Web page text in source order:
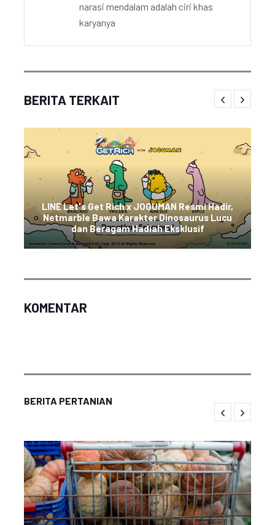
narasi mendalam adalah ciri khas
karyanya
BERITA TERKAIT
LINE Let's Get Rich x JOGUMAN Resmi Hadir,
Netmarble Bawa Karakter Dinosaurus Lucu
dan Beragam Hadiah Eksklusif
KOMENTAR
BERITA PERTANIAN